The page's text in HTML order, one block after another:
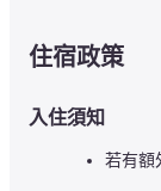
住宿政策
入住須知
若有額